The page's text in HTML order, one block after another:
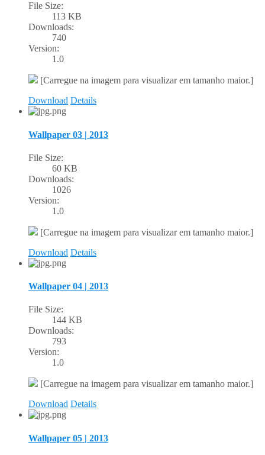
File Size:
113 KB
Downloads:
740
Version:
1.0
[Carregue na imagem para visualizar em tamanho maior.]
Download Details
Wallpaper 03 | 2013
File Size:
60 KB
Downloads:
1026
Version:
1.0
[Carregue na imagem para visualizar em tamanho maior.]
Download Details
Wallpaper 04 | 2013
File Size:
144 KB
Downloads:
793
Version:
1.0
[Carregue na imagem para visualizar em tamanho maior.]
Download Details
Wallpaper 05 | 2013